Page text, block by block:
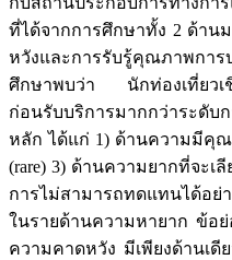
ที่ได้จากการศึกษาทั้ง 2 ด้าน
หวังและการรับรู้คุณภาพก
ศึกษาพบว่า นักท่องเที่ยวเ
ก่อนรับบริการมากกว่าระดับ
หลัก ได้แก่ 1) ด้านความมีคุณ
(rare) 3) ด้านความยากที่จะเ
การไม่สามารถทดแทนได้อย่
ในรายด้านความหายาก ข้อ
ความคาดหวัง มีเพียงด้านเ